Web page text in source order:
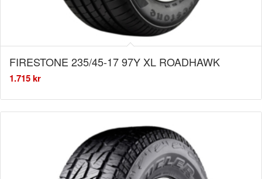
FIRESTONE 235/45-17 97Y XL ROADHAWK
1.715kr